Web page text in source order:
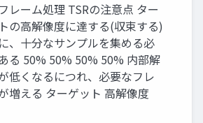
レーム処理 TSRの注意点 ター
の高解像度に達する(収束する)
、十分なサンプルを集める必
る 50% 50% 50% 50% 内部解
低くなるにつれ、必要なフレ
増える ターゲット 高解像度